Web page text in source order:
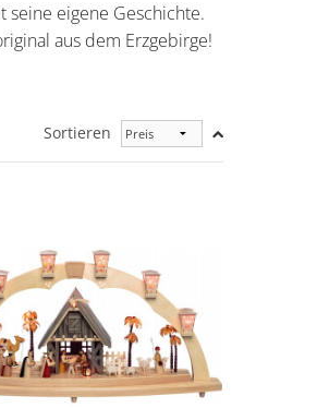
eigene Geschichte.
aus dem Erzgebirge!
Sortieren